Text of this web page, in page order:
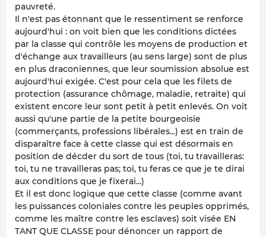
pauvreté.
Il n'est pas étonnant que le ressentiment se renforce
aujourd'hui : on voit bien que les conditions dictées
par la classe qui contrôle les moyens de production et
d'échange aux travailleurs (au sens large) sont de plus
en plus draconiennes, que leur soumission absolue est
aujourd'hui exigée. C'est pour cela que les filets de
protection (assurance chômage, maladie, retraite) qui
existent encore leur sont petit à petit enlevés. On voit
aussi qu'une partie de la petite bourgeoisie
(commerçants, professions libérales...) est en train de
disparaître face à cette classe qui est désormais en
position de décder du sort de tous (toi, tu travailleras:
toi, tu ne travailleras pas; toi, tu feras ce que je te dirai
aux conditions que je fixerai...)
Et il est donc logique que cette classe (comme avant
les puissances coloniales contre les peuples opprimés,
comme les maître contre les esclaves) soit visée EN
TANT QUE CLASSE pour dénoncer un rapport de